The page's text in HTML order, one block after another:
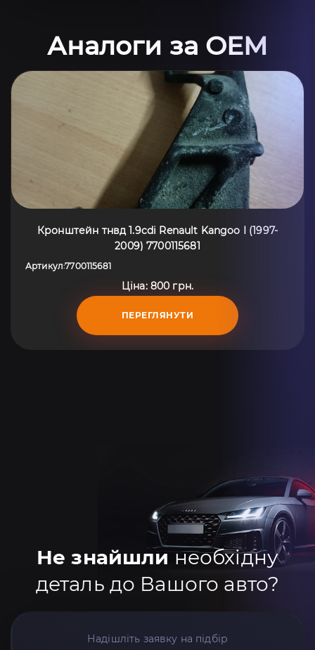
Аналоги за OEM
Кронштейн тнвд 1.9cdi Renault Kangoo I (1997-
2009) 7700115681
Артикул:7700115681
Ціна: 800 грн.
ПЕРЕГЛЯНУТИ
Не знайшли необхідну
деталь до Вашого авто?
Надішліть заявку на підбір